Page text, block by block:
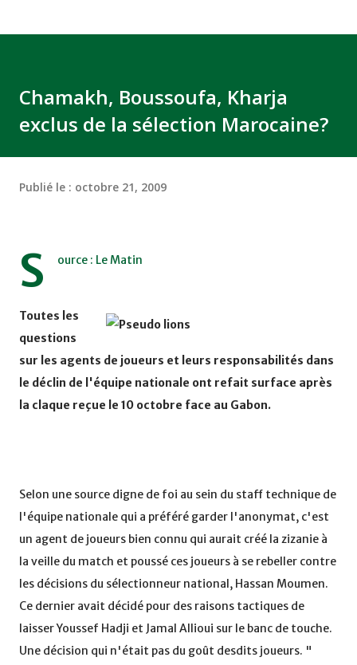
Chamakh, Boussoufa, Kharja
exclus de la sélection Marocaine?
Publié le : octobre 21, 2009
S ource : Le Matin
Toutes les
questions
sur les agents de joueurs et leurs responsabilités dans
le déclin de l'équipe nationale ont refait surface après
la claque reçue le 10 octobre face au Gabon.
Selon une source digne de foi au sein du staff technique de
l'équipe nationale qui a préféré garder l'anonymat, c'est
un agent de joueurs bien connu qui aurait créé la zizanie à
la veille du match et poussé ces joueurs à se rebeller contre
les décisions du sélectionneur national, Hassan Moumen.
Ce dernier avait décidé pour des raisons tactiques de
laisser Youssef Hadji et Jamal Allioui sur le banc de touche.
Une décision qui n'était pas du goût desdits joueurs. "